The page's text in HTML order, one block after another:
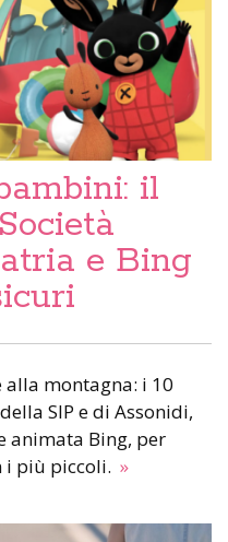
il
e Bing
montagna: i 10
SIP e di Assonidi,
animata Bing, per
i più piccoli. »